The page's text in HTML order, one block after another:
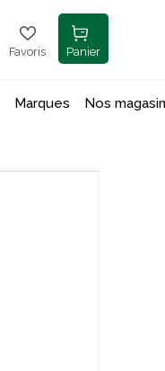
Favoris Panier
Marques Nos